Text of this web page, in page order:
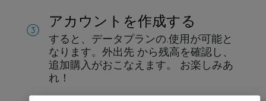
アカウントを作成する
すると、データプランの.使用が可能と
なります。 外出先 から残高を確認し、
追加購入がおこなえます。
お楽しみあ
れ！